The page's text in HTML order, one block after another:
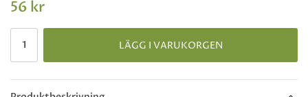
56 kr
LÄGG I VARUKORGEN